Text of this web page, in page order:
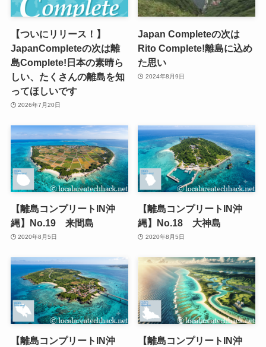
【ついにリリース！】
JapanCompleteの次は離
島Complete!日本の素晴ら
しい、たくさんの離島を知
ってほしいです
2026年7月20日
Japan Completeの次は
Rito Complete!離島に込め
た思い
2024年8月9日
【離島コンプリートIN沖
縄】No.19 来間島
2020年8月5日
【離島コンプリートIN沖
縄】No.18 大神島
2020年8月5日
【離島コンプリートIN沖
【離島コンプリートIN沖